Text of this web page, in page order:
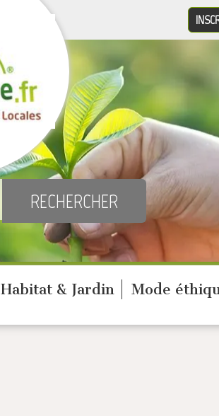
Habitat & Jardin Mode